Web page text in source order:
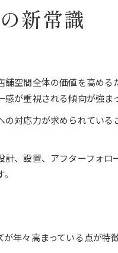
で信頼できる受注先の見極
先が販促に与える効果とは
注で販促力を最大化する秘
立つ什器の工夫
注で叶える空間演出の工夫
で動線を生かすポイント
で差がつく配置テクニック
が理想空間を形にする流れ
新常識
空間全体の価値を高め
が重視される傾向が強ま
対応力が求められてい
、設置、アフターフォ
年々高まっている点が